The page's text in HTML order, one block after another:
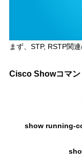
まず、 STP, RSTP関
Cisco Showコマ
show running-